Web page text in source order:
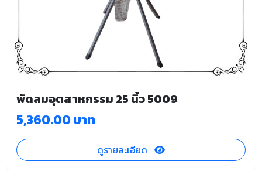
พัดลมอุตสาหกรรม 25 นิ้ว 5009
5,360.00 บาท
ดูรายละเอียด